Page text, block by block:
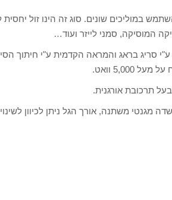
במוליכים שונים. סוג זה הינו זול יחסית
וואט.
מגנטי משתנה, אורך הגל ניתן לכיוון